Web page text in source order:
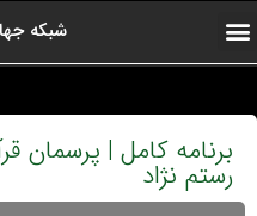
شبکه
رستم نژاد